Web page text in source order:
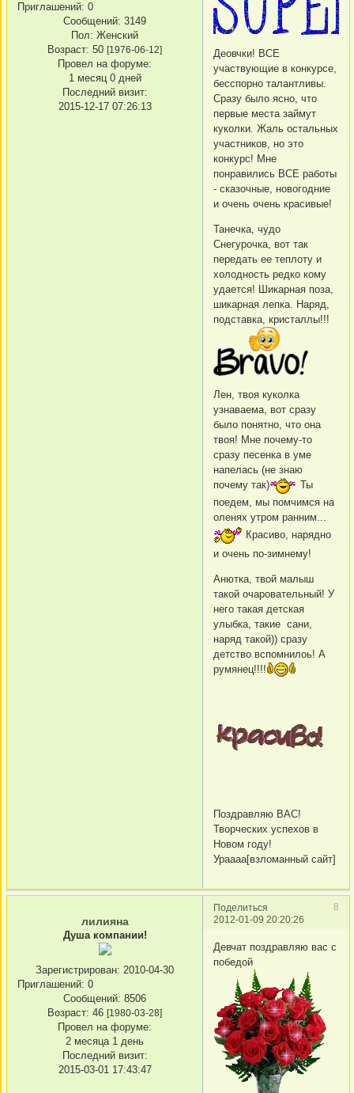
Приглашений: 0
Сообщений: 3149
Пол: Женский
Возраст: 50 [1976-06-12]
Провел на форуме:
1 месяц 0 дней
Последний визит:
2015-12-17 07:26:13
Деовчки! ВСЕ
участвующие в конкурсе,
бесспорно талантливы.
Сразу было ясно, что
первые места займут
куколки. Жаль остальных
участников, но это
конкурс! Мне
понравились ВСЕ работы
- сказочные, новогодние
и очень очень красивые!
Танечка, чудо
Снегурочка, вот так
передать ее теплоту и
холодность редко кому
удается! Шикарная поза,
шикарная лепка. Наряд,
подставка, кристаллы!!!
Лен, твоя куколка
узнаваема, вот сразу
было понятно, что она
твоя! Мне почему-то
сразу песенка в уме
напелась (не знаю
почему так)
Ты
поедем, мы помчимся на
оленях утром ранним...
Красиво, нарядно
и очень по-зимнему!
Анютка, твой малыш
такой очаровательный! У
него такая детская
улыбка, такие сани,
наряд такой)) сразу
детство вспомнилоь! А
румянец!!!!
Поздравляю ВАС!
Творческих успехов в
Новом году!
Ураааа[взломанный сайт]
Поделиться
8
2012-01-09 20:20:26
лилияна
Душа компании!
Зарегистрирован: 2010-04-30
Приглашений: 0
Сообщений: 8506
Возраст: 46 [1980-03-28]
Провел на форуме:
2 месяца 1 день
Последний визит:
2015-03-01 17:43:47
Девчат поздравляю вас с
победой